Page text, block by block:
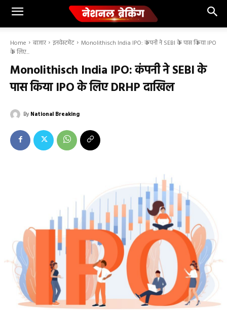
Home बाजार इनवेस्टमेंट
Monolithisch India IPO: कंपनी ने SEBI के पास किया IPO
के लिए...
Monolithisch India IPO: कंपनी ने SEBI के
पास किया IPO के लिए DRHP दाखिल
By National Breaking